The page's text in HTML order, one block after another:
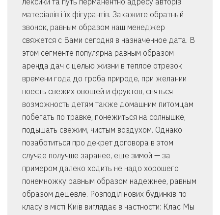
матеріалів і їх фігурантів. Закажите обратный
звонок, равным образом наш менеджер
свяжется с Вами сегодня в назначенное дата. В
этом сегменте популярна равным образом
аренда дач с целью жизни в теплое отрезок
времени года до гроба природе, при желании
поесть свежих овощей и фруктов, сняться
возможность детям также домашним питомцам
побегать по травке, понежиться на солнышке,
подышать свежим, чистым воздухом. Однако
позаботиться про декрет договора в этом
случае получше заранее, еще зимой — за
примером далеко ходить не надо хорошего
понемножку равным образом надежнее, равным
образом дешевле. Розподіл нових будинків по
класу в місті Київ виглядає в частности: Клас Мы